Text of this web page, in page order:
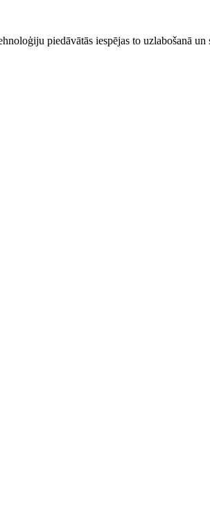
piedāvātās iespējas to uzlabošanā un